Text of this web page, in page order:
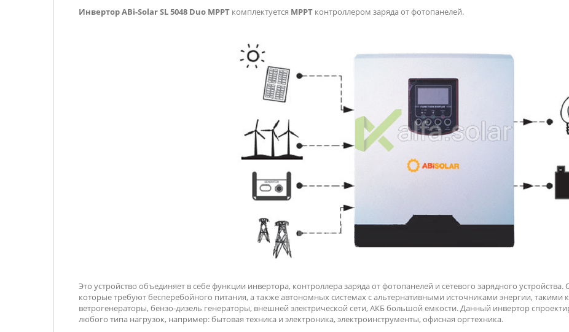
Инвертор ABi-Solar SL 5048 Duo MPPT комплектуется MPPT контроллером заряда от фотопанелей.
Это устройство объединяет в себе функции инвертора, контроллера заряда от фотопанелей и сетевого зарядного
которые требуют бесперебойного питания, а также автономных системах с альтернативными источниками энергии, такими
ветрогенераторы, бензо-дизель генераторы, внешней электрической сети, АКБ большой емкости. Данный инвертор
любого типа нагрузок, например: бытовая техника и электроника, электроинструменты, офисная оргтехника.